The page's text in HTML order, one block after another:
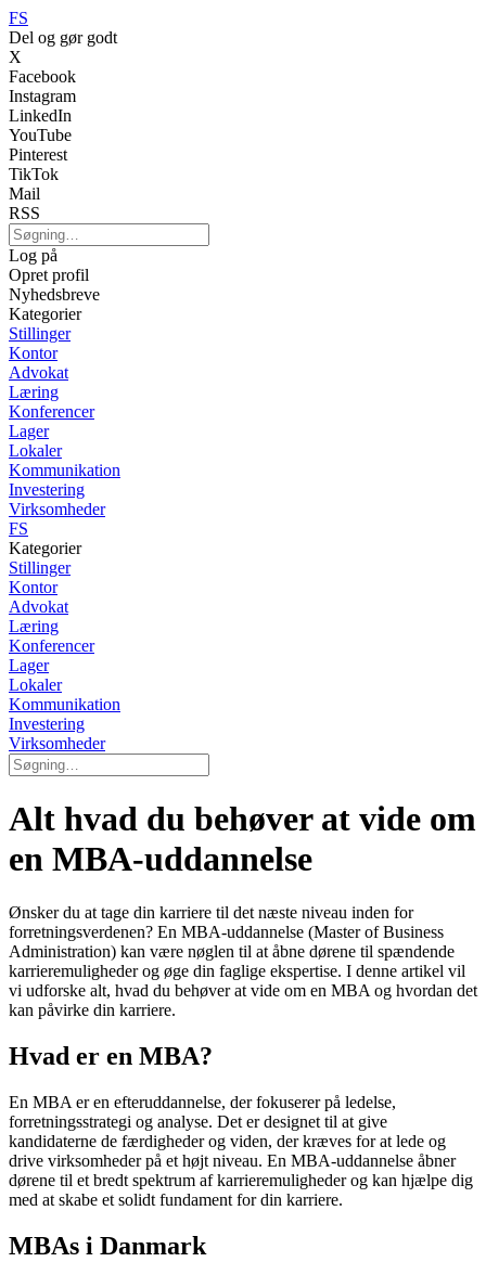
FS
Del og gør godt
X
Facebook
Instagram
LinkedIn
YouTube
Pinterest
TikTok
Mail
RSS
Log på
Opret profil
Nyhedsbreve
Kategorier
Stillinger
Kontor
Advokat
Læring
Konferencer
Lager
Lokaler
Kommunikation
Investering
Virksomheder
FS
Kategorier
Stillinger
Kontor
Advokat
Læring
Konferencer
Lager
Lokaler
Kommunikation
Investering
Virksomheder
Alt hvad du behøver at vide om
en MBA-uddannelse
Ønsker du at tage din karriere til det næste niveau inden for
forretningsverdenen? En MBA-uddannelse (Master of Business
Administration) kan være nøglen til at åbne dørene til spændende
karrieremuligheder og øge din faglige ekspertise. I denne artikel vil
vi udforske alt, hvad du behøver at vide om en MBA og hvordan det
kan påvirke din karriere.
Hvad er en MBA?
En MBA er en efteruddannelse, der fokuserer på ledelse,
forretningsstrategi og analyse. Det er designet til at give
kandidaterne de færdigheder og viden, der kræves for at lede og
drive virksomheder på et højt niveau. En MBA-uddannelse åbner
dørene til et bredt spektrum af karrieremuligheder og kan hjælpe dig
med at skabe et solidt fundament for din karriere.
MBAs i Danmark